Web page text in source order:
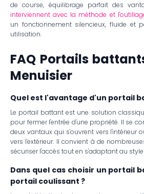
de course, équilibrage parfait des
interviennent avec la méthode et
un fonctionnement silencieux, fluide et
utilisation.
FAQ Portails
Menuisier
Quel est l'avantage d'un portail
Le portail battant est une solution
pour fermer l'entrée d'une propriété. Il se
deux vantaux qui s'ouvrent vers l'intérieur
vers l'extérieur. Il convient à de
sécuriser l'accès tout en s'adaptant au
Dans quel cas choisir un portail
portail coulissant ?